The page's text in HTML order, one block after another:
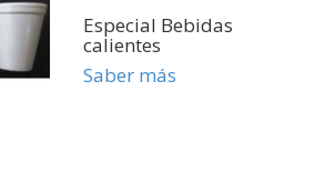
Especial Bebidas
calientes
Saber más